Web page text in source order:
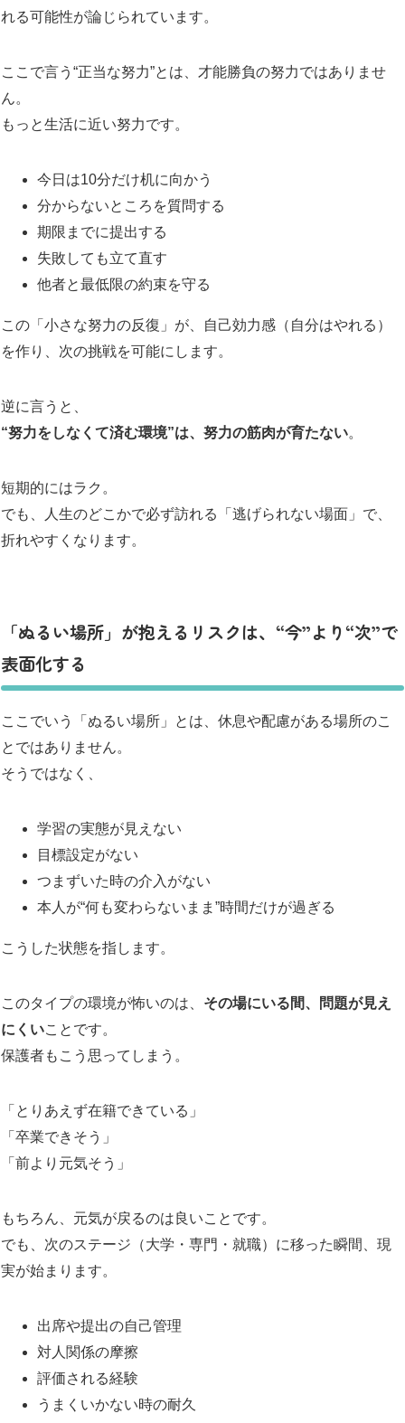
れる可能性が論じられています。
ここで言う“正当な努力”とは、才能勝負の努力ではありませ
ん。
もっと生活に近い努力です。
今日は10分だけ机に向かう
分からないところを質問する
期限までに提出する
失敗しても立て直す
他者と最低限の約束を守る
この「小さな努力の反復」が、自己効力感（自分はやれる）
を作り、次の挑戦を可能にします。
逆に言うと、
“努力をしなくて済む環境”は、努力の筋肉が育たない。
短期的にはラク。
でも、人生のどこかで必ず訪れる「逃げられない場面」で、
折れやすくなります。
「ぬるい場所」が抱えるリスクは、“今”より“次”で
表面化する
ここでいう「ぬるい場所」とは、休息や配慮がある場所のこ
とではありません。
そうではなく、
学習の実態が見えない
目標設定がない
つまずいた時の介入がない
本人が“何も変わらないまま”時間だけが過ぎる
こうした状態を指します。
このタイプの環境が怖いのは、 その場にいる間、問題が見え
にくいことです。
保護者もこう思ってしまう。
「とりあえず在籍できている」
「卒業できそう」
「前より元気そう」
もちろん、元気が戻るのは良いことです。
でも、次のステージ（大学・専門・就職）に移った瞬間、現
実が始まります。
出席や提出の自己管理
対人関係の摩擦
評価される経験
うまくいかない時の耐久